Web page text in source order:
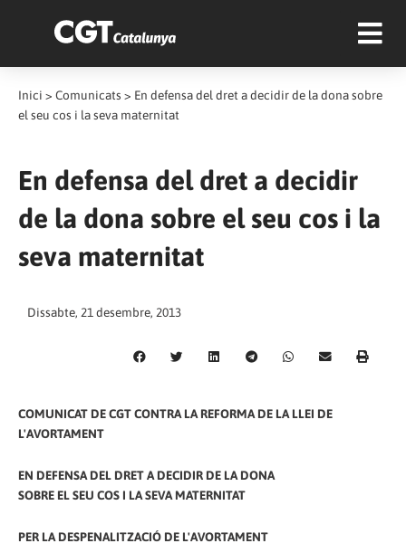
Inici > Comunicats > En defensa del dret a decidir de la dona sobre
el seu cos i la seva maternitat
En defensa del dret a decidir
de la dona sobre el seu cos i la
seva maternitat
Dissabte, 21 desembre, 2013
COMUNICAT DE CGT CONTRA LA REFORMA DE LA LLEI DE
L'AVORTAMENT
EN DEFENSA DEL DRET A DECIDIR DE LA DONA
SOBRE EL SEU COS I LA SEVA MATERNITAT
PER LA DESPENALITZACIÓ DE L'AVORTAMENT